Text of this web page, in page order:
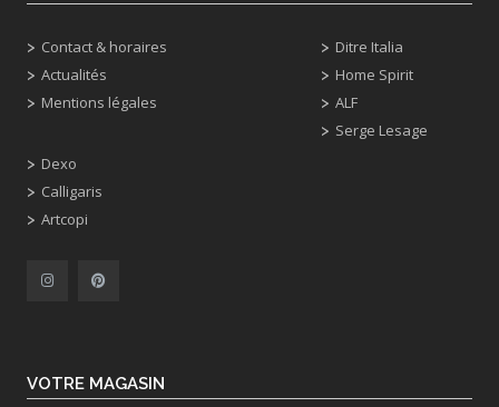
Contact & horaires
Actualités
Mentions légales
Dexo
Calligaris
Artcopi
Ditre Italia
Home Spirit
ALF
Serge Lesage
VOTRE MAGASIN